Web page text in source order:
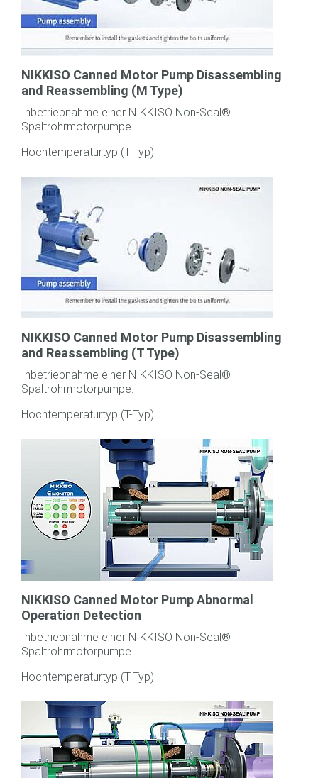
NIKKISO Canned Motor Pump Disassembling
and Reassembling (M Type)
Inbetriebnahme einer NIKKISO Non-Seal®
Spaltrohrmotorpumpe.
Hochtemperaturtyp (T-Typ)
NIKKISO Canned Motor Pump Disassembling
and Reassembling (T Type)
Inbetriebnahme einer NIKKISO Non-Seal®
Spaltrohrmotorpumpe.
Hochtemperaturtyp (T-Typ)
NIKKISO Canned Motor Pump Abnormal
Operation Detection
Inbetriebnahme einer NIKKISO Non-Seal®
Spaltrohrmotorpumpe.
Hochtemperaturtyp (T-Typ)